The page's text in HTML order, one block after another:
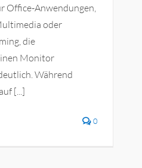
Office-Anwendungen,
oder
die
Monitor
Während
[...]
0